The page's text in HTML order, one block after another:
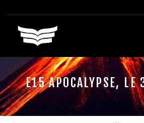
E15 APOCALYPSE, LE